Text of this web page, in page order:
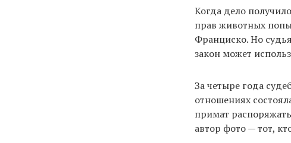
Когда дело
прав животных
Франциско. Но
закон может
За четыре года
отношениях
примат
автор фото — тот,